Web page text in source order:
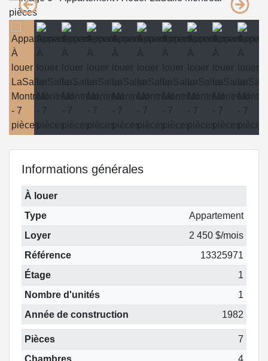
Informations générales
À louer
Type
Appartement
Loyer
2 450 $/mois
Référence
13325971
Étage
1
Nombre d'unités
1
Année de construction
1982
Pièces
7
Chambres
4